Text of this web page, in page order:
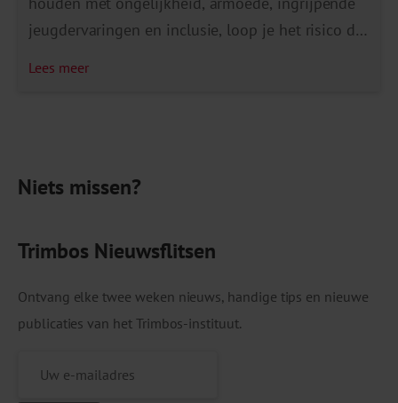
Niets missen?
Trimbos Nieuwsflitsen
Ontvang elke twee weken nieuws, handige tips en nieuwe
publicaties van het Trimbos-instituut.
jeugdervaringen en inclusie, loop je het risico dat
zitten, zichzelf kunnen […]
Lees meer